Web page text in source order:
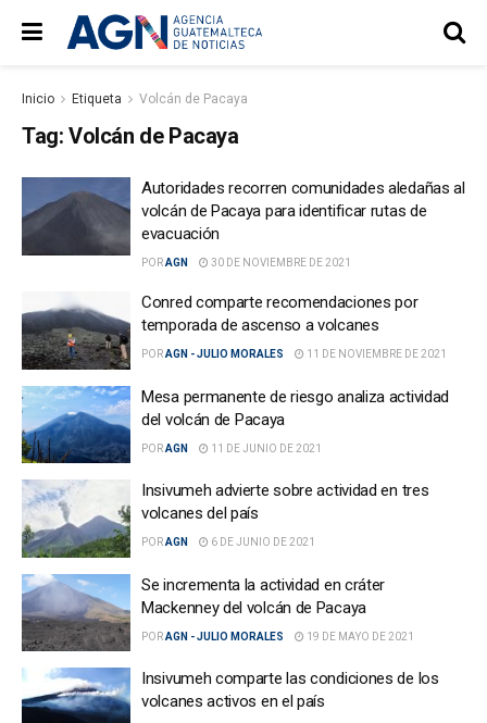
Inicio Etiqueta Volcán de Pacaya
Tag: Volcán de Pacaya
Autoridades recorren comunidades aledañas al
volcán de Pacaya para identificar rutas de
evacuación
PORAGN 30 DE NOVIEMBRE DE 2021
Conred comparte recomendaciones por
temporada de ascenso a volcanes
PORAGN - JULIO MORALES 11 DE NOVIEMBRE DE 2021
Mesa permanente de riesgo analiza actividad
del volcán de Pacaya
PORAGN 11 DE JUNIO DE 2021
Insivumeh advierte sobre actividad en tres
volcanes del país
PORAGN 6 DE JUNIO DE 2021
Se incrementa la actividad en cráter
Mackenney del volcán de Pacaya
PORAGN - JULIO MORALES 19 DE MAYO DE 2021
Insivumeh comparte las condiciones de los
volcanes activos en el país